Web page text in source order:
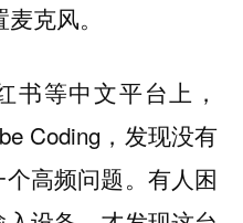
克风。
书等中文平台上，
Coding，发现没有
高频问题。有人困